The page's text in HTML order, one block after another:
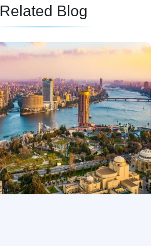
Related Blog